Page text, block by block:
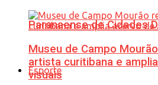
Paranaense de Cidades
Esporte
Museu de Campo
artista curitibana e
visuais